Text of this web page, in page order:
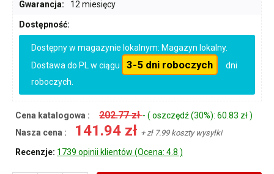
Gwarancja: 12 miesięcy
Dostępność:
Dostępny w magazynie lokalnym: Magazyn lokalny.
Dostawa do PL w ciągu
3-5 dni roboczych
dni
roboczych.
Cena katalogowa : 202.77 zł- ( oszczędź (30%): 60.83 zł )
Nasza cena :
141.94 zł + zł 7.99 koszty wysyłki
Recenzje: 1739 opinii klientów (Ocena: 4.8 )